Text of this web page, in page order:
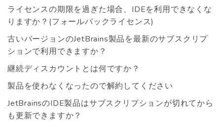
ライセンスの期限を過ぎた場合、IDEを利用できなくな
りますか？(フォールバックライセンス)
古いバージョンのJetBrains製品を最新のサブスクリプ
ションで利用できますか？
継続ディスカウントとは何ですか？
製品を使わなくなったので解約してください
JetBrainsのIDE製品はサブスクリプションが切れてから
も更新できますか？